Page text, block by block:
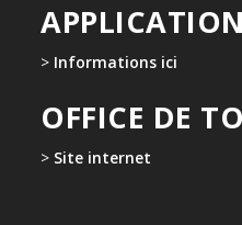
> Informations ici
OFFICE DE
> Site internet